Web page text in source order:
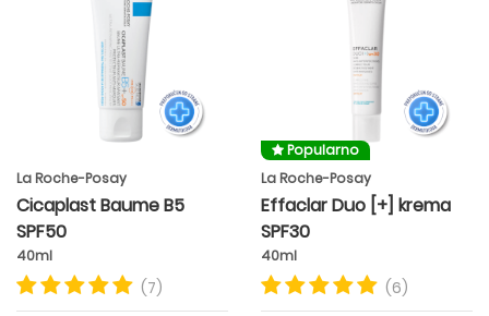
La Roche-Posay
Cicaplast Baume B5
SPF50
40ml
(7)
Popularno
La Roche-Posay
Effaclar Duo [+] krema
SPF30
40ml
(6)